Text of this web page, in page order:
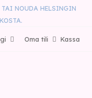
NOUDA HELSINGIN
Kassa
Oma tili